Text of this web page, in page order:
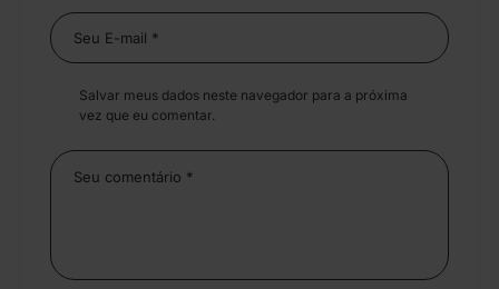
Salvar meus dados neste navegador para a próxima
vez que eu comentar.